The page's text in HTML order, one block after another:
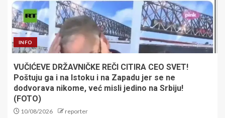
INFO
VUČIĆEVE DRŽAVNIČKE REČI CITIRA CEO SVET!
Poštuju ga i na Istoku i na Zapadu jer se ne
dodvorava nikome, već misli jedino na Srbiju!
(FOTO)
10/08/2026 reporter